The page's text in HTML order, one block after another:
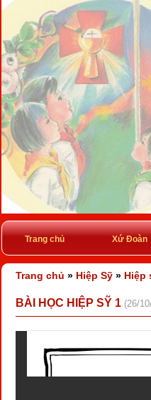
Trang chủ Xứ Đoàn
Trang chủ » Hiệp Sỹ » Hiệp
BÀI HỌC HIỆP SỸ 1 (26/